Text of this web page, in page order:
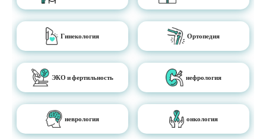
Гинекология Ортопедия
ЭКО и фертильность нефрология
неврология онкология